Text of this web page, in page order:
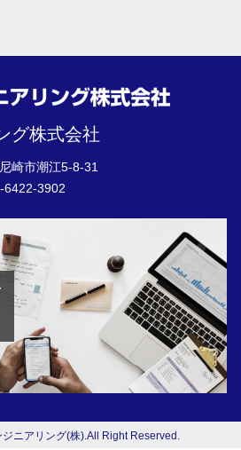
グ株式会社
崎市潮江5-8-31
6422-3902
ニアリング(株).All Right Reserved.